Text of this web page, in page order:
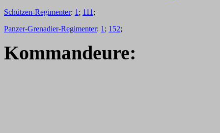
Schützen-Regimenter: 1 ; 111 ;
Panzer-Grenadier-Regimenter: 1 ; 152;
Kommandeure: